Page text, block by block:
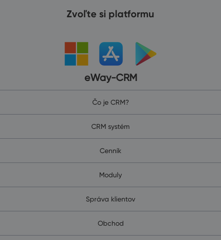
Zvoľte si platformu
eWay-CRM
Čo je CRM?
CRM systém
Cenník
Moduly
Správa klientov
Obchod